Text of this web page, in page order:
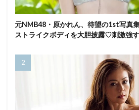
元NMB48・原かれん、待望の1st写真
ストライクボディを大胆披露♡刺激強